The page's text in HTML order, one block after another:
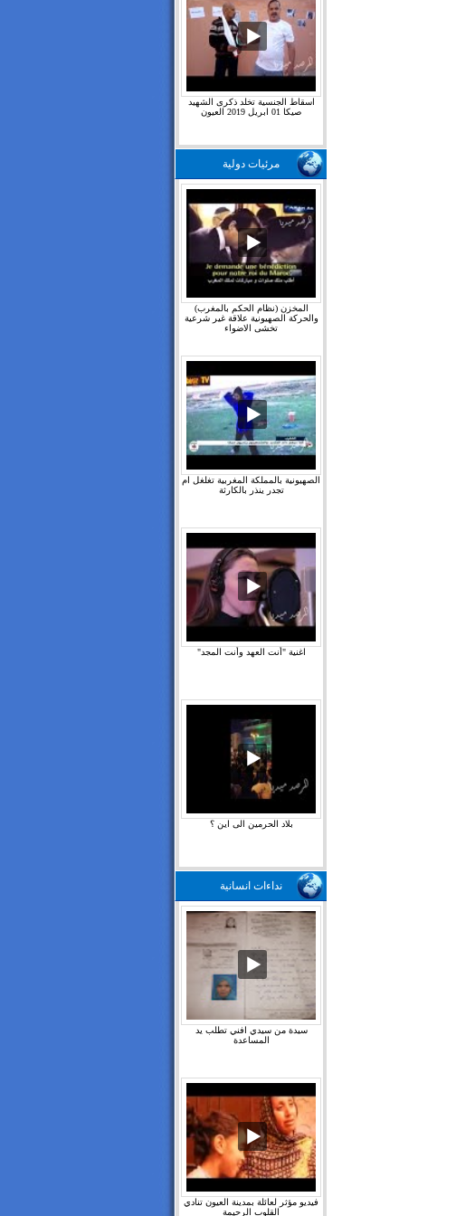
اسقاط الجنسية تخلد ذكرى الشهيد
صيكا 01 ابريل 2019 العيون
مرئيات دولية
المخزن (نظام الحكم بالمغرب)
والحركة الصهيونية علاقة غير شرعية
تخشى الاضواء
الصهيونية بالمملكة المغربية تغلغل ام
تجدر ينذر بالكارثة
اغنية "أنت العهد وأنت المجد"
بلاد الحرمين الى اين ؟
نداءات انسانية
سيدة من سيدي افني تطلب يد
المساعدة
فيديو مؤثر لعائلة بمدينة العيون تنادي
القلوب الرحيمة